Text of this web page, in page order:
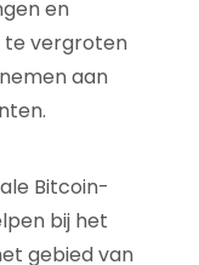
en
te vergroten
aan
Bitcoin-
bij het
gebied van